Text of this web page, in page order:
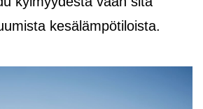
kesälämpötiloista.